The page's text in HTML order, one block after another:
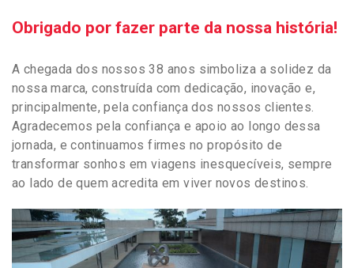
Obrigado por fazer parte da nossa história!
A chegada dos nossos 38 anos simboliza a solidez da
nossa marca, construída com dedicação, inovação e,
principalmente, pela confiança dos nossos clientes.
Agradecemos pela confiança e apoio ao longo dessa
jornada, e continuamos firmes no propósito de
transformar sonhos em viagens inesquecíveis, sempre
ao lado de quem acredita em viver novos destinos.